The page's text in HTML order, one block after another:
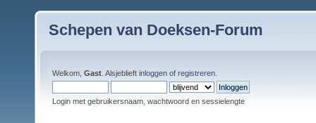
Schepen van Doeksen-Forum
Welkom, Gast . Alsjeblieft inloggen of registreren
Login met gebruikersnaam, wachtwoord en sessielengte